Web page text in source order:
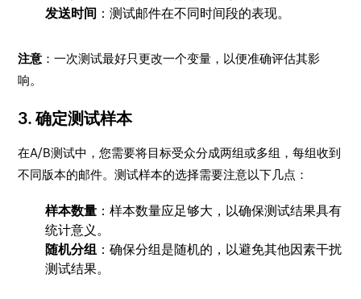
发送时间 ：测试邮件在不同时间段的表现。
注意 ：一次测试最好只更改一个变量，以便准确评估其影
响。
3.确定测试样本
在A/B测试中，您需要将目标受众分成两组或多组，每组收到
不同版本的邮件。测试样本的选择需要注意以下几点：
样本数量 ：样本数量应足够大，以确保测试结果具有
统计意义。
随机分组 ：确保分组是随机的，以避免其他因素干扰
测试结果。